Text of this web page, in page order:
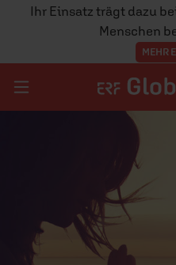
Ihr Einsatz trägt dazu
Menschen
MEHR
Navigation überspringen
PROJEKTE
SPRACHEN